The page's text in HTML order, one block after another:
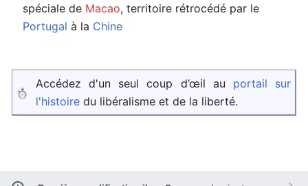
spéciale de Macao, territoire rétrocédé par le
Portugal à la Chine
Accédez d'un seul coup d’œil au portail sur
l'histoire du libéralisme et de la liberté.